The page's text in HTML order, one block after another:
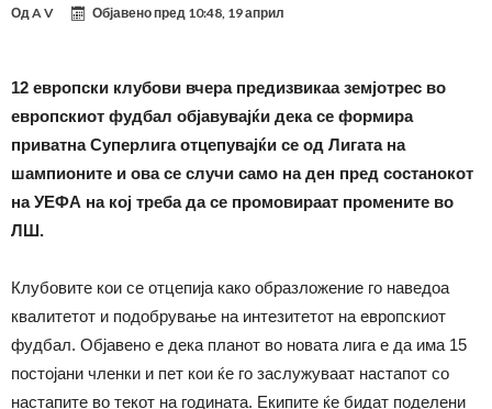
ОдA V Објавено пред 10:48, 19 април
12 европски клубови вчера предизвикаа земјотрес во
европскиот фудбал објавувајќи дека се формира
приватна Суперлига отцепувајќи се од Лигата на
шампионите и ова се случи само на ден пред состанокот
на УЕФА на кој треба да се промовираат промените во
ЛШ.
Клубовите кои се отцепија како образложение го наведоа
квалитетот и подобрување на интезитетот на европскиот
фудбал. Објавено е дека планот во новата лига е да има 15
постојани членки и пет кои ќе го заслужуваат настапот со
настапите во текот на годината. Екипите ќе бидат поделени